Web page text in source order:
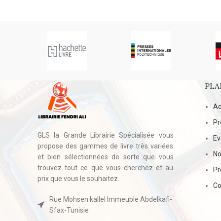
GLS la Grande Librairie Spécialisée vous
propose des gammes de livre très variées
et bien sélectionnées de sorte que vous
trouvez tout ce que vous cherchez et au
prix que vous le souhaitez.
Rue Mohsen kallel Immeuble Abdelkafi-
Sfax-Tunisie